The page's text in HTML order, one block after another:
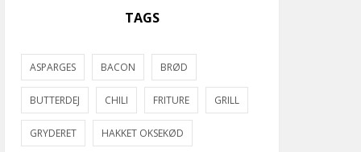
TAGS
ASPARGES BACON BRØD
BUTTERDEJ CHILI FRITURE GRILL
GRYDERET HAKKET OKSEKØD